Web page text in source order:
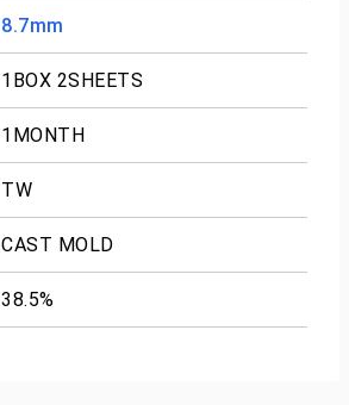
8.7mm
1BOX 2SHEETS
1MONTH
TW
CAST MOLD
38.5%